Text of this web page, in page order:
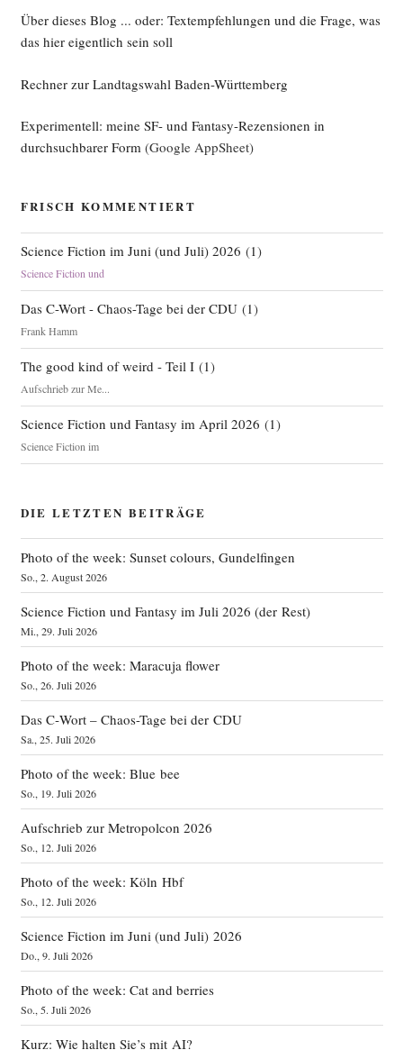
Über dieses Blog ... oder: Textempfehlungen und die Frage, was
das hier eigentlich sein soll
Rechner zur Landtagswahl Baden-Württemberg
Experimentell: meine SF- und Fantasy-Rezensionen in
durchsuchbarer Form(Google AppSheet)
FRISCH KOMMENTIERT
Science Fiction im Juni (und Juli) 2026 (1)
Science Fiction und
Das C-Wort - Chaos-Tage bei der CDU(1)
Frank Hamm
The good kind of weird - Teil I(1)
Aufschrieb zur Me...
Science Fiction und Fantasy im April 2026 (1)
Science Fiction im
DIE LETZTEN BEITRÄGE
Photo of the week: Sunset colours, Gundelfingen
So., 2. August 2026
Science Fiction und Fantasy im Juli 2026 (der Rest)
Mi., 29. Juli 2026
Photo of the week: Maracuja flower
So., 26. Juli 2026
Das C‑Wort – Chaos-Tage bei der CDU
Sa., 25. Juli 2026
Photo of the week: Blue bee
So., 19. Juli 2026
Aufschrieb zur Metropolcon 2026
So., 12. Juli 2026
Photo of the week: Köln Hbf
So., 12. Juli 2026
Science Fiction im Juni (und Juli) 2026
Do., 9. Juli 2026
Photo of the week: Cat and berries
So., 5. Juli 2026
Kurz: Wie halten Sie’s mit AI?